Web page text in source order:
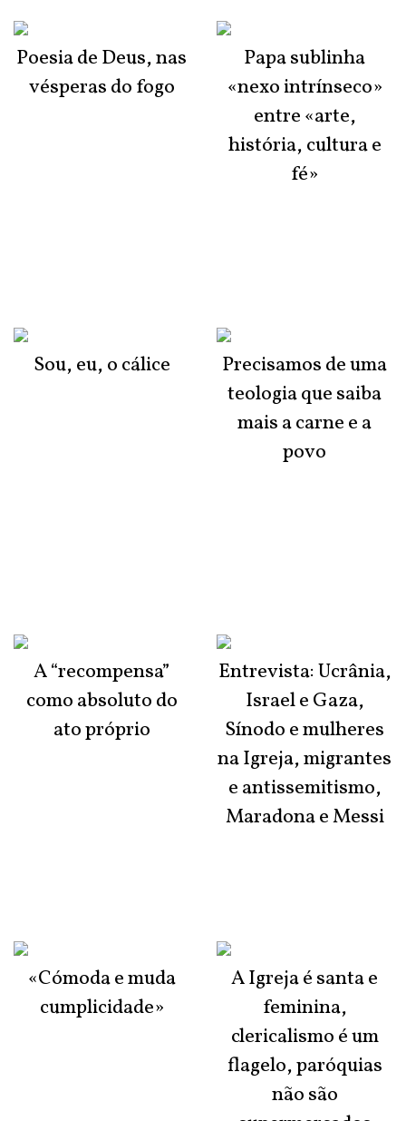
Poesia de Deus, nas
vésperas do fogo
Sou, eu, o cálice
A “recompensa”
como absoluto do
ato próprio
«Cómoda e muda
cumplicidade»
Papa sublinha
«nexo intrínseco»
entre «arte,
história, cultura e
fé»
Precisamos de uma
teologia que saiba
mais a carne e a
povo
Entrevista: Ucrânia,
Israel e Gaza,
Sínodo e mulheres
na Igreja, migrantes
e antissemitismo,
Maradona e Messi
A Igreja é santa e
feminina,
clericalismo é um
flagelo, paróquias
não são